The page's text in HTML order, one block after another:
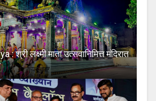
श्री लक्ष्मी माता उत्सवानिमित्त मंदिरात